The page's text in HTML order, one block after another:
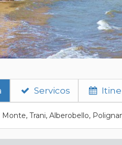
Servicos
Trani, Alberobello,